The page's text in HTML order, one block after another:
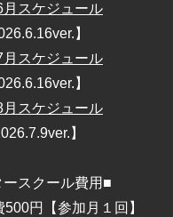
月スケジュール
】
月スケジュール
】
月スケジュール
】
ースクール費用■
円【参加月１回】